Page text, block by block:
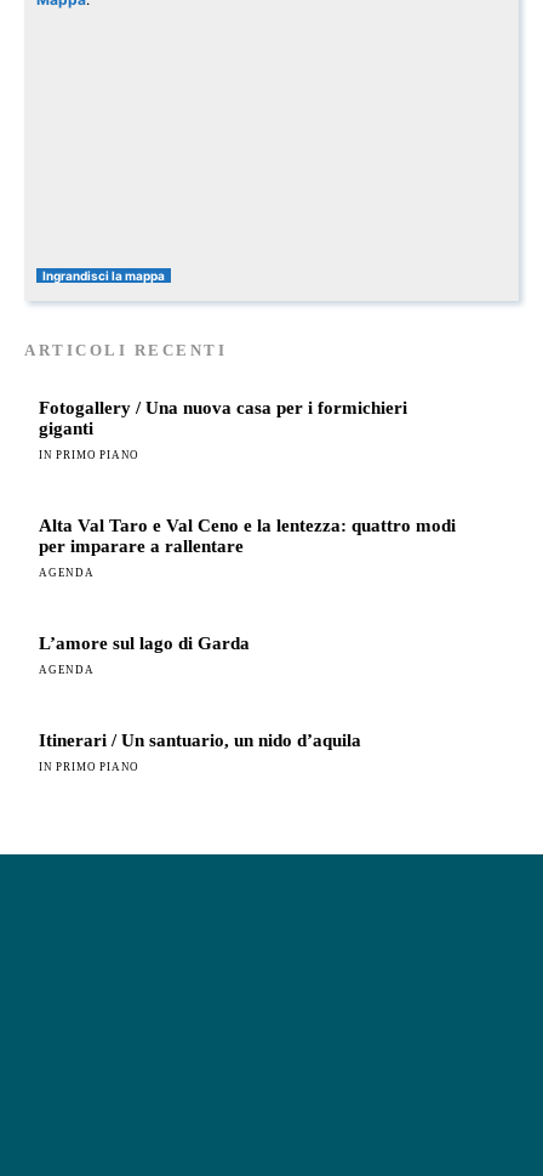
Ingrandisci la mappa
ARTICOLI RECENTI
Fotogallery / Una nuova casa per i formichieri
giganti
IN PRIMO PIANO
Alta Val Taro e Val Ceno e la lentezza: quattro modi
per imparare a rallentare
AGENDA
L’amore sul lago di Garda
AGENDA
Itinerari / Un santuario, un nido d’aquila
IN PRIMO PIANO